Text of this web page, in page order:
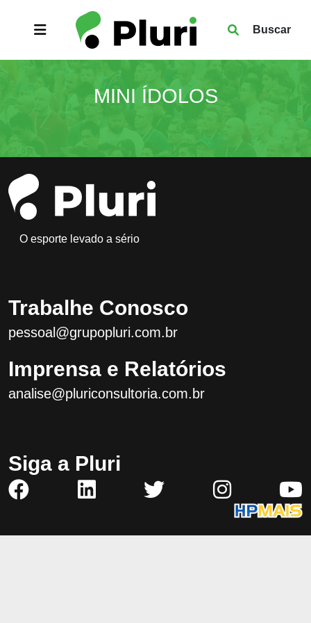
Buscar
MINI ÍDOLOS
O esporte levado a sério
Trabalhe Conosco
pessoal@grupopluri.com.br
Imprensa e Relatórios
analise@pluriconsultoria.com.br
Siga a Pluri